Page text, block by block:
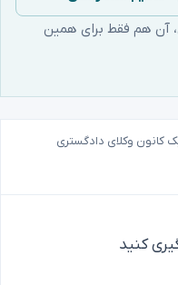
آن هم فقط برای همین
کانون وکلای دادگستری
کنید